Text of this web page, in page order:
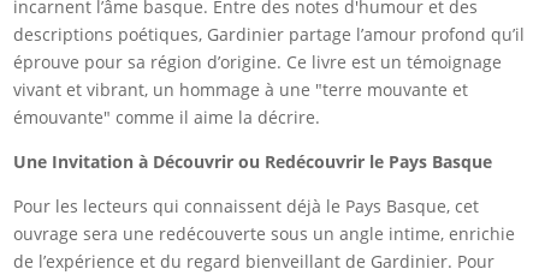
incarnent l’âme basque. Entre des notes d'humour et des
descriptions poétiques, Gardinier partage l’amour profond qu’il
éprouve pour sa région d’origine. Ce livre est un témoignage
vivant et vibrant, un hommage à une "terre mouvante et
émouvante" comme il aime la décrire.
Une Invitation à Découvrir ou Redécouvrir le Pays Basque
Pour les lecteurs qui connaissent déjà le Pays Basque, cet
ouvrage sera une redécouverte sous un angle intime, enrichie
de l’expérience et du regard bienveillant de Gardinier. Pour